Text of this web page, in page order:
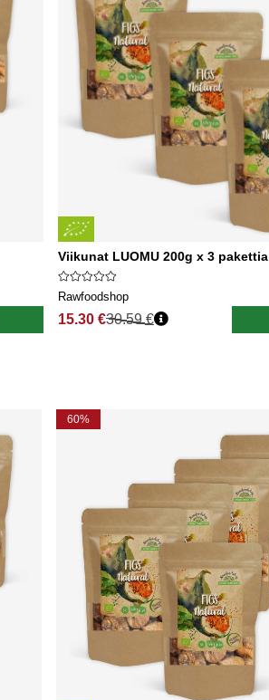
Viikunat LUOMU 200g x 3 pakettia
Rawfoodshop
15.30 €30.59 €
60%